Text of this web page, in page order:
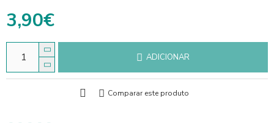
3,90€
ADICIONAR
Comparar este produto